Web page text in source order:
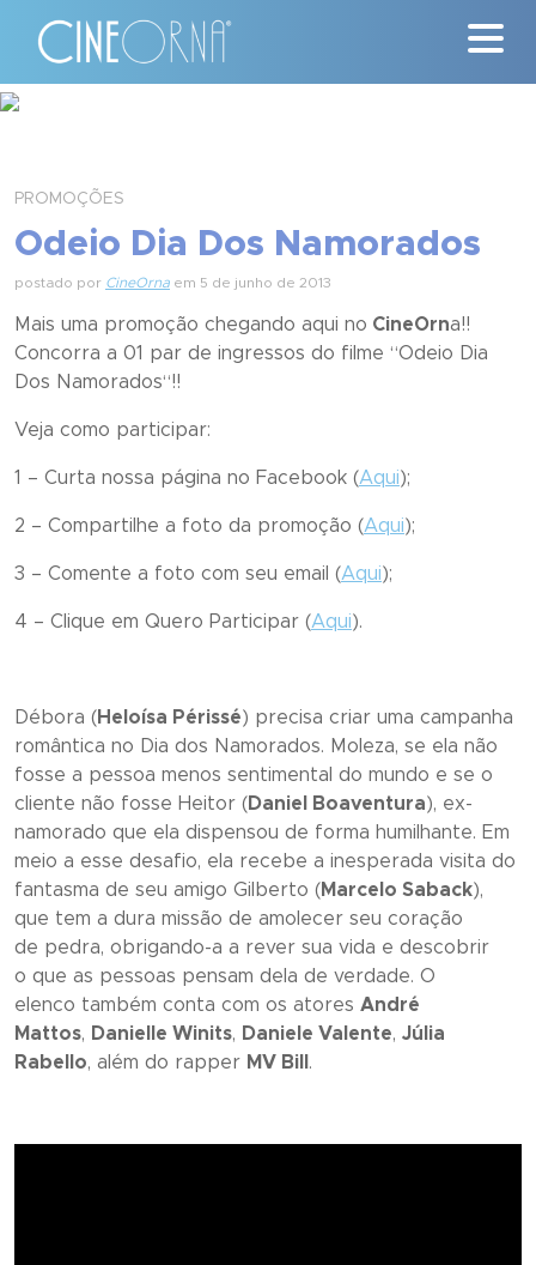
#ClássicosCineOrna
Nossa História
PROMOÇÕES
Odeio Dia Dos Namorados
postado por CineOrna em 5 de junho de 2013
Mais uma promoção chegando aqui no CineOrna!!
Concorra a 01 par de ingressos do filme “Odeio Dia
Dos Namorados“!!
Veja como participar:
1 – Curta nossa página no Facebook (Aqui);
2 – Compartilhe a foto da promoção (Aqui);
3 – Comente a foto com seu email (Aqui);
4 – Clique em Quero Participar (Aqui).
Débora (Heloísa Périssé) precisa criar uma campanha
romântica no Dia dos Namorados. Moleza, se ela não
fosse a pessoa menos sentimental do mundo e se o
cliente não fosse Heitor (Daniel Boaventura), ex-
namorado que ela dispensou de forma humilhante. Em
meio a esse desafio, ela recebe a inesperada visita do
fantasma de seu amigo Gilberto (Marcelo Saback),
que tem a dura missão de amolecer seu coração
de pedra, obrigando-a a rever sua vida e descobrir
o que as pessoas pensam dela de verdade. O
elenco também conta com os atores André
Mattos, Danielle Winits, Daniele Valente, Júlia
Rabello, além do rapper MV Bill .